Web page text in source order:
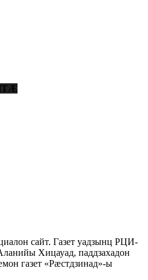
сайт. Газет уадзынц РЦИ-
Хицауад, паддзахадон
газет «Рæстдзинад»-ы